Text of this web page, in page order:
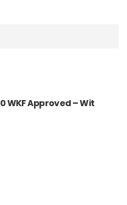
WKF Approved – Wit